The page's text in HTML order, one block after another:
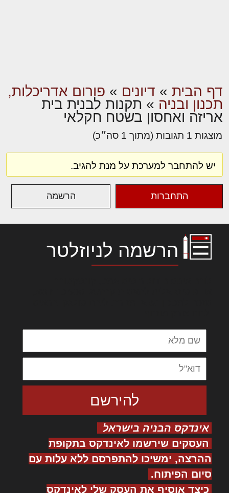
דף הבית » דיונים » פורום אדריכלות,
תכנון ובניה » תקנות לבנית בית
אריזה ואחסון בשטח חקלאי
מוצגות 1 תגובות (מתוך 1 סה״כ)
יש להתחבר למערכת על מנת להגיב.
התחברות הרשמה
הרשמה לניוזלטר
אינדקס הבניה בישראל
העסקים שירשמו לאינדקס בתקופת
ההרצה, ימשיכו להתפרסם ללא עלות עם
סיום הפיתוח.
כיצד אוסיף את העסק שלי לאינדקס